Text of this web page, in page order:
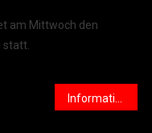
am Mittwoch den
statt.